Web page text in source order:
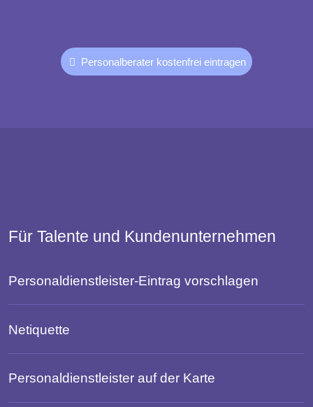
Personalberater kostenfrei eintragen
Für Talente und Kundenunternehmen
Personaldienstleister-Eintrag vorschlagen
Netiquette
Personaldienstleister auf der Karte